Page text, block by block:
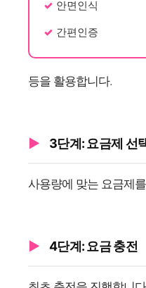
안면인식
간편인증
등을 활용합니다.
3단계: 요금제 선
사용량에 맞는 요금제
4단계: 요금 충전